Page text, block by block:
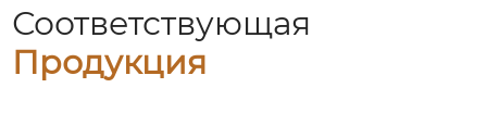
Соответствующая
Продукция